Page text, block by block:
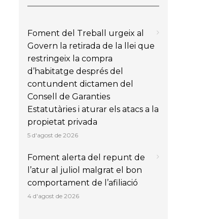
Foment del Treball urgeix al
Govern la retirada de la llei que
restringeix la compra
d’habitatge després del
contundent dictamen del
Consell de Garanties
Estatutàries i aturar els atacs a la
propietat privada
5 d'agost de 2026
Foment alerta del repunt de
l’atur al juliol malgrat el bon
comportament de l’afiliació
4 d'agost de 2026